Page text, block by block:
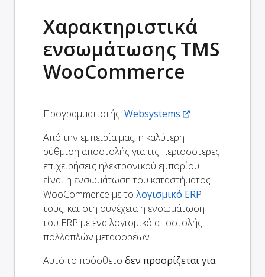
Χαρακτηριστικά
ενσωμάτωσης TMS
WooCommerce
Προγραμματιστής: Websystems
.
Από την εμπειρία μας, η καλύτερη
ρύθμιση αποστολής για τις περισσότερες
επιχειρήσεις ηλεκτρονικού εμπορίου
είναι η ενσωμάτωση του καταστήματος
WooCommerce με το λογισμικό ERP
τους, και στη συνέχεια η ενσωμάτωση
του ERP με ένα λογισμικό αποστολής
πολλαπλών μεταφορέων.
Αυτό το πρόσθετο δεν προορίζεται για: